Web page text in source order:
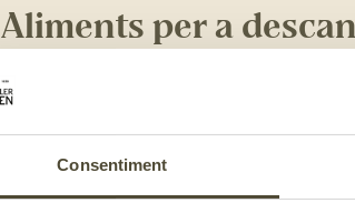
Consentiment
Aliments per a
carn o el peix, així com els cereals